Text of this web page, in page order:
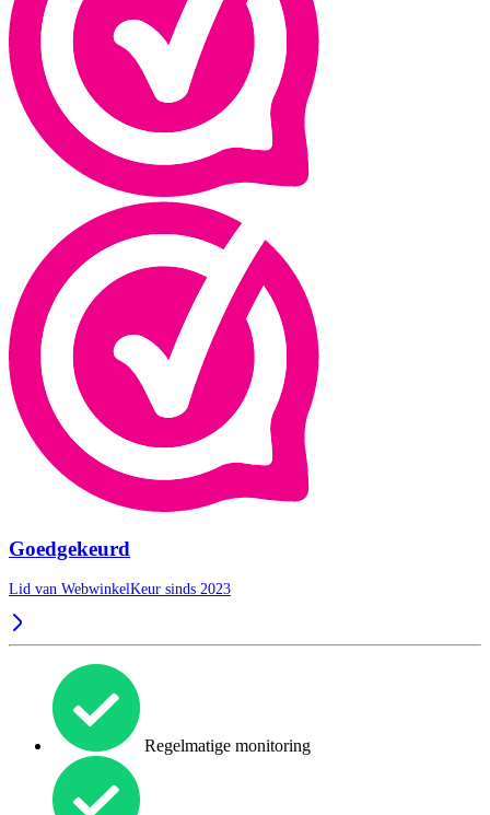
Goedgekeurd
Lid van WebwinkelKeur sinds 2023
Regelmatige monitoring